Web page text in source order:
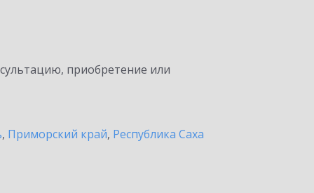
приобретение или
, Приморский край, Республика Саха